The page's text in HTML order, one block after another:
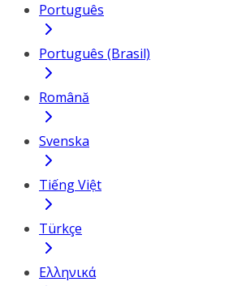
Português
Português (Brasil)
Română
Svenska
Tiếng Việt
Türkçe
Ελληνικά